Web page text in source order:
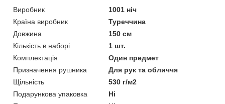
Виробник
1001 ніч
Країна виробник
Туреччина
Довжина
150 см
Кількість в наборі
1 шт.
Комплектація
Один предмет
Призначення рушника
Для рук та обличчя
Щільність
530 г/м2
Подарункова упаковка
Ні